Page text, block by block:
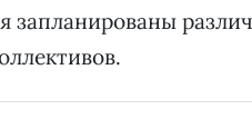
запланированы